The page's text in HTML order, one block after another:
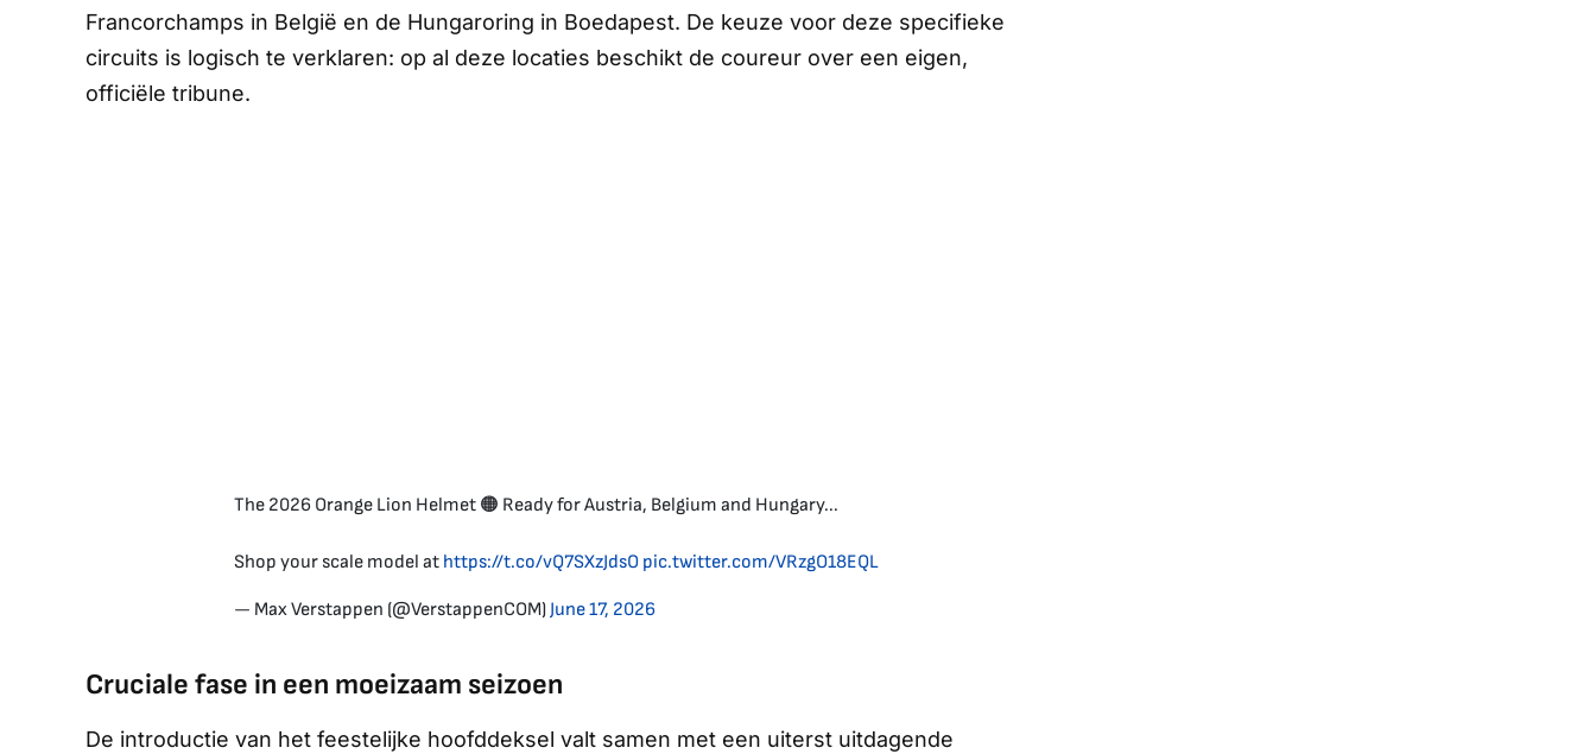
Francorchamps in België en de Hungaroring in Boedapest. De keuze voor deze specifieke
circuits is logisch te verklaren: op al deze locaties beschikt de coureur over een eigen,
officiële tribune.
The 2026 Orange Lion Helmet 🟠 Ready for Austria, Belgium and Hungary...
Shop your scale model at https://t.co/vQ7SXzJdsO pic.twitter.com/VRzgO18EQL
— Max Verstappen (@VerstappenCOM) June 17, 2026
Cruciale fase in een moeizaam seizoen
De introductie van het feestelijke hoofddeksel valt samen met een uiterst uitdagende